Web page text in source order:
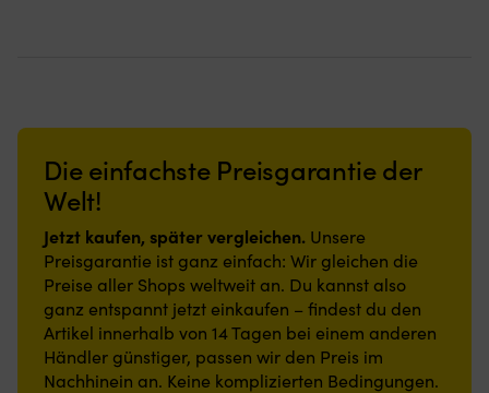
Die einfachste Preisgarantie der
Welt!
Jetzt kaufen, später vergleichen. Unsere
Preisgarantie ist ganz einfach: Wir gleichen die
Preise aller Shops weltweit an. Du kannst also
ganz entspannt jetzt einkaufen – findest du den
Artikel innerhalb von 14 Tagen bei einem anderen
Händler günstiger, passen wir den Preis im
Nachhinein an. Keine komplizierten Bedingungen.